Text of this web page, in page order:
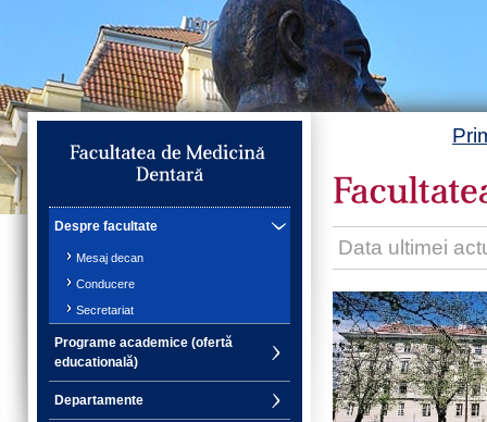
Despre facultate
Mesaj decan
Conducere
Secretariat
Programe academice (ofertă
educatională)
Departamente
Data ultimei